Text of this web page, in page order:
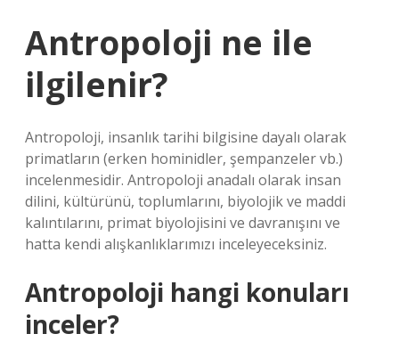
Antropoloji ne ile
ilgilenir?
Antropoloji, insanlık tarihi bilgisine dayalı olarak
primatların (erken hominidler, şempanzeler vb.)
incelenmesidir. Antropoloji anadalı olarak insan
dilini, kültürünü, toplumlarını, biyolojik ve maddi
kalıntılarını, primat biyolojisini ve davranışını ve
hatta kendi alışkanlıklarımızı inceleyeceksiniz.
Antropoloji hangi konuları
inceler?